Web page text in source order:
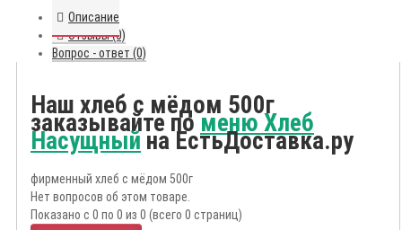
Описание
Отзывы (0)
Вопрос - ответ (0)
Наш хлеб с мёдом 500г
заказывайте поменю Хлеб
Насущныйна ЕстьДоставка.ру
фирменный хлеб с мёдом 500г
Нет вопросов об этом товаре.
Показано с 0 по 0 из 0 (всего 0 страниц)